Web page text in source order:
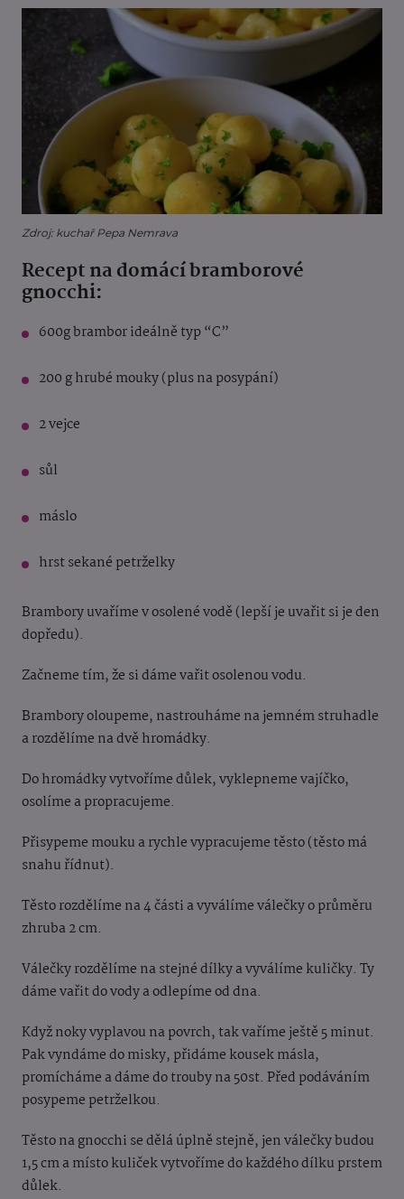
Zdroj: kuchař Pepa Nemrava
Recept na domácí bramborové
gnocchi:
600g brambor ideálně typ “C”
200 g hrubé mouky (plus na posypání)
2 vejce
sůl
máslo
hrst sekané petrželky
Brambory uvaříme v osolené vodě (lepší je uvařit si je den
dopředu).
Začneme tím, že si dáme vařit osolenou vodu.
Brambory oloupeme, nastrouháme na jemném struhadle
a rozdělíme na dvě hromádky.
Do hromádky vytvoříme důlek, vyklepneme vajíčko,
osolíme a propracujeme.
Přisypeme mouku a rychle vypracujeme těsto (těsto má
snahu řídnut).
Těsto rozdělíme na 4 části a vyválíme válečky o průměru
zhruba 2 cm.
Válečky rozdělíme na stejné dílky a vyválíme kuličky. Ty
dáme vařit do vody a odlepíme od dna.
Když noky vyplavou na povrch, tak vaříme ještě 5 minut.
Pak vyndáme do misky, přidáme kousek másla,
promícháme a dáme do trouby na 50st. Před podáváním
posypeme petrželkou.
Těsto na gnocchi se dělá úplně stejně, jen válečky budou
1,5 cm a místo kuliček vytvoříme do každého dílku prstem
důlek.